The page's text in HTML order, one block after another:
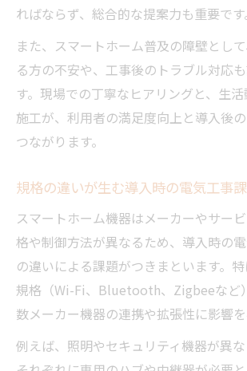
ト
高齢者にも使いやすい電気工
電気工事によるトラブル防止
プロ視点で考えるIoT家電と電気
IoT家電導入に最適な電気工
現場の経験が活きるIoT家電用
要点
最新IoT家電に対応する電気
サイバーリスク対策と電気工
ネットワーク保護を意識した
ればならず、総合的な提案力も重要です
また、スマートホーム普及の障壁とし
る方の不安や、工事後のトラブル対応
す。現場での丁寧なヒアリングと、生
施工が、利用者の満足度向上と導入後
つながります。
規格の違いが生む導入時の電気工事
スマートホーム機器はメーカーやサー
格や制御方法が異なるため、導入時の
の違いによる課題がつきまといます。
規格（Wi-Fi、Bluetooth、Zigbeeなど
数メーカー機器の連携や拡張性に影響を
例えば、照明やセキュリティ機器が異な